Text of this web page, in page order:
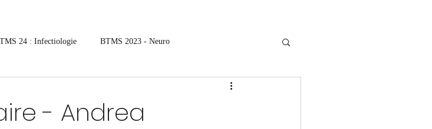
24 : Infectiologie BTMS 2023 - Neuro
- Andrea